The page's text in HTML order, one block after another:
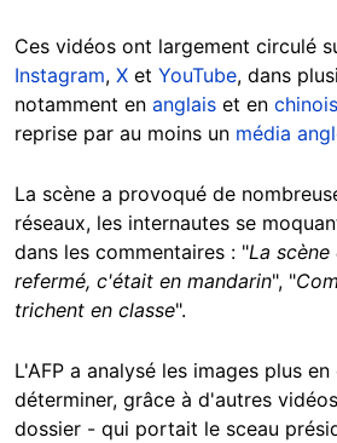
Ces vidéos ont largement circulé
Instagram, X et YouTube, dans
notamment en anglais et en chinois
reprise par au moins un média
La scène a provoqué de
réseaux, les internautes se
dans les commentaires : "La
refermé, c'était en mandarin", "
trichent en classe".
L'AFP a analysé les images plus
déterminer, grâce à d'autres
dossier - qui portait le sceau